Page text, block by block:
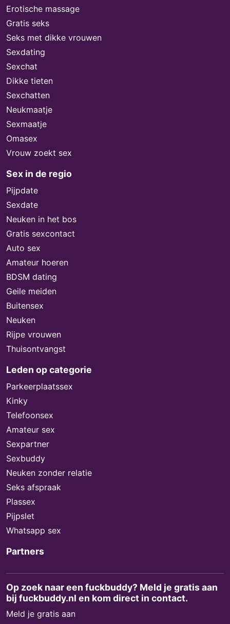
Erotische massage
Gratis seks
Seks met dikke vrouwen
Sexdating
Sexchat
Dikke tieten
Sexchatten
Neukmaatje
Sexmaatje
Omasex
Vrouw zoekt sex
Sex in de regio
Pijpdate
Sexdate
Neuken in het bos
Gratis sexcontact
Auto sex
Amateur hoeren
BDSM dating
Geile meiden
Buitensex
Neuken
Rijpe vrouwen
Thuisontvangst
Leden op categorie
Parkeerplaatssex
Kinky
Telefoonsex
Amateur sex
Sexpartner
Sexbuddy
Neuken zonder relatie
Seks afspraak
Plassex
Pijpslet
Whatsapp sex
Partners
Op zoek naar een fuckbuddy? Meld je gratis aan
bij fuckbuddy.nl en kom direct in contact.
Meld je gratis aan